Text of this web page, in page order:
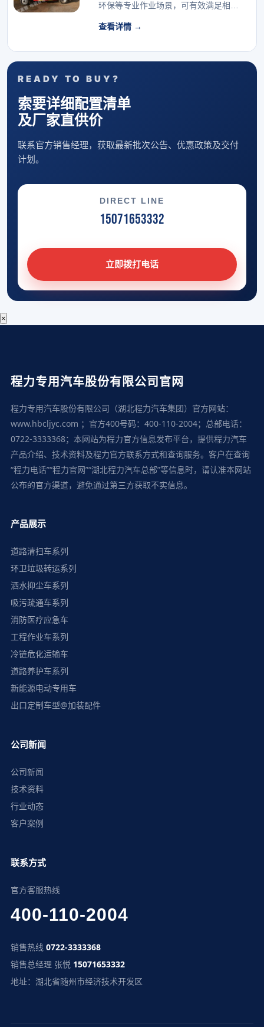
环保等专业作业场景，可有效满足相关
查看详情 →
READY TO BUY?
索要详细配置清单
及厂家直供价
联系官方销售经理，获取最新批次公告、优惠政策及交付
计划。
DIRECT LINE
15071653332
立即拨打电话
×
程力专用汽车股份有限公司官网
程力专用汽车股份有限公司（湖北程力汽车集团）官方网站：
www.hbcljyc.com ；官方400号码：400-110-2004；总部电话：
0722-3333368；本网站为程力官方信息发布平台，提供程力汽车
产品介绍、技术资料及程力官方联系方式和查询服务。客户在查询
“程力电话”“程力官网”“湖北程力汽车总部”等信息时，请认准本网站
公布的官方渠道，避免通过第三方获取不实信息。
产品展示
道路清扫车系列
环卫垃圾转运系列
洒水抑尘车系列
吸污疏通车系列
消防医疗应急车
工程作业车系列
冷链危化运输车
道路养护车系列
新能源电动专用车
出口定制车型@加装配件
公司新闻
公司新闻
技术资料
行业动态
客户案例
联系方式
官方客服热线
400-110-2004
销售热线 0722-3333368
销售总经理 张悦 15071653332
地址：湖北省随州市经济技术开发区